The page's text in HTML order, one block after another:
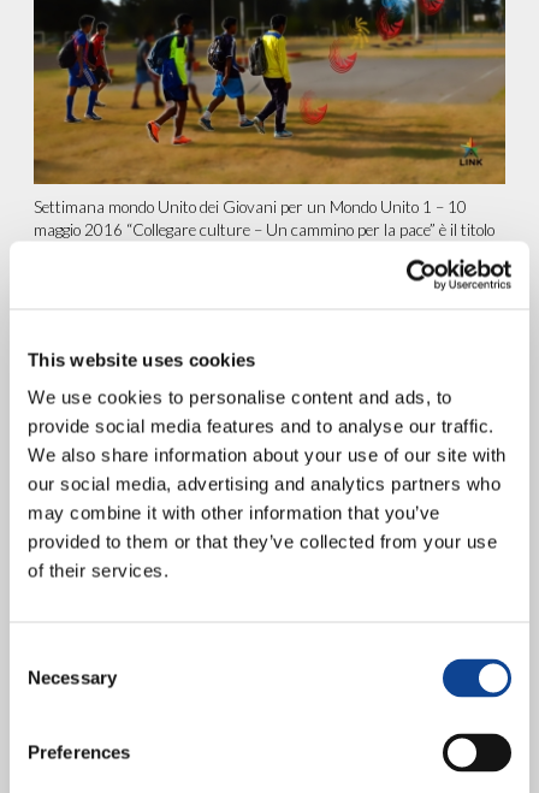
This website uses cookies
We use cookies to personalise content and ads, to
provide social media features and to analyse our traffic.
We also share information about your use of our site with
our social media, advertising and analytics partners who
may combine it with other information that you’ve
provided to them or that they’ve collected from your use
of their services.
Selection
Necessary
Preferences
Settimana mondo Unito dei Giovani per un Mondo Unito 1 – 10
maggio 2016 “Collegare culture – Un cammino per la pace” è il titolo
Ginevra: New Humanity
coordina il Forum CINGO di
Ginevra